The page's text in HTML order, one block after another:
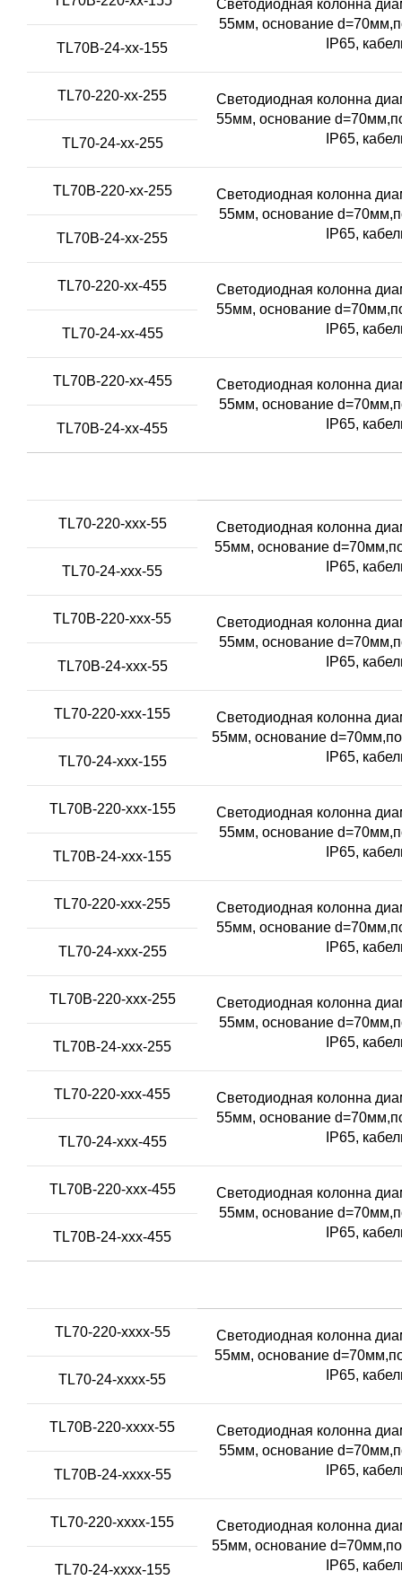
Светодиодная колонна
55мм, основание
IP65,
TL70B-24-xx-155
TL70-220-xx-255
Светодиодная колонна
55мм, основание
IP65,
TL70-24-xx-255
TL70B-220-xx-255
Светодиодная колонна
55мм, основание
IP65,
TL70B-24-xx-255
TL70-220-xx-455
Светодиодная колонна
55мм, основание
IP65,
TL70-24-xx-455
TL70B-220-xx-455
Светодиодная колонна
55мм, основание
IP65,
TL70B-24-xx-455
TL70-220-xxx-55
Светодиодная колонна
55мм, основание
IP65,
TL70-24-xxx-55
TL70B-220-xxx-55
Светодиодная колонна
55мм, основание
IP65,
TL70B-24-xxx-55
TL70-220-xxx-155
Светодиодная колонна
55мм, основание
IP65,
TL70-24-xxx-155
TL70B-220-xxx-155
Светодиодная колонна
55мм, основание
IP65,
TL70B-24-xxx-155
TL70-220-xxx-255
Светодиодная колонна
55мм, основание
IP65,
TL70-24-xxx-255
TL70B-220-xxx-255
Светодиодная колонна
55мм, основание
IP65,
TL70B-24-xxx-255
TL70-220-xxx-455
Светодиодная колонна
55мм, основание
IP65,
TL70-24-xxx-455
TL70B-220-xxx-455
Светодиодная колонна
55мм, основание
IP65,
TL70B-24-xxx-455
TL70-220-xxxx-55
Светодиодная колонна
55мм, основание
IP65,
TL70-24-xxxx-55
TL70B-220-xxxx-55
Светодиодная колонна
55мм, основание
IP65,
TL70B-24-xxxx-55
TL70-220-xxxx-155
Светодиодная колонна
55мм, основание
IP65,
TL70-24-xxxx-155